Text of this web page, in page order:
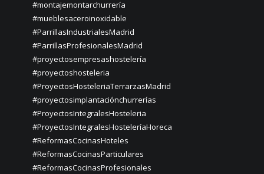
#montajemontarchurrería
#mueblesaceroinoxidable
#ParrillasIndustrialesMadrid
#ParrillasProfesionalesMadrid
#proyectosempresashostelería
#proyectoshosteleria
#ProyectosHosteleriaTerrarzasMadrid
#proyectosimplantaciónchurrerías
#ProyectosIntegralesHosteleria
#ProyectosIntegralesHosteleríaHoreca
#ReformasCocinasHoteles
#ReformasCocinasParticulares
#ReformasCocinasProfesionales